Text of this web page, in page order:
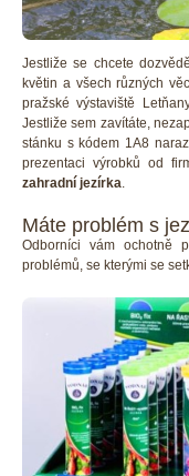
Jestliže se chcete
květin a všech různých
pražské výstaviště
Jestliže sem zavítáte,
stánku s kódem 1A8
prezentaci výrobků od
zahradní jezírka.
Máte problém s
Odborníci vám ochotně
problémů, se kterými se